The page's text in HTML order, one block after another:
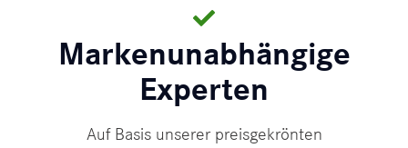
Markenunabhängige
Experten
Auf Basis unserer preisgekrönten